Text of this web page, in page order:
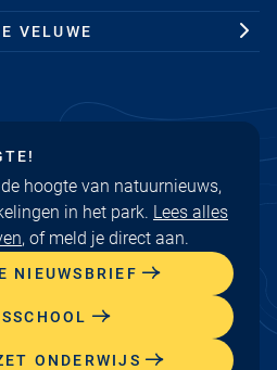
VELUWE
hoogte van natuurnieuws,
in het park. Lees alles
, of meld je direct aan.
NIEUWSBRIEF
ONDERWIJS